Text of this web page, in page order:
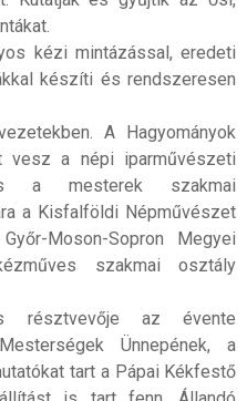
kézi mintázással, eredeti
készíti és rendszeresen
A Hagyományok
vesz a népi iparművészeti
a mesterek szakmai
a Kisfalföldi Népművészet
Moson-Sopron Megyei
szakmai osztály
résztvevője az évente
Ünnepének, a
tart a Pápai Kékfestő